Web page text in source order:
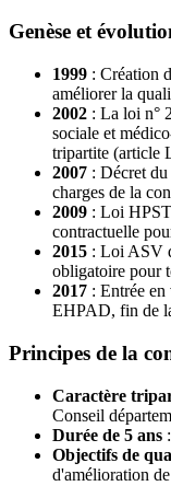
Genèse et
1999 : Création
améliorer la
2002 : La loi n°
sociale et
tripartite (article
2007 : Décret
charges de la
2009 : Loi
contractuelle
2015 : Loi ASV
obligatoire pour
2017 : Entrée
EHPAD, fin de
Principes de la
Caractère
Conseil
Durée de 5 ans
Objectifs de
d'amélioration